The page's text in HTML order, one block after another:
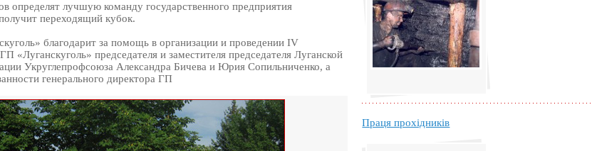
определят лучшую команду государственного предприятия
переходящий кубок.
благодарит за помощь в организации и проведении IV
«Луганскуголь» председателя и заместителя председателя Луганской
Укруглепрофсоюза Александра Бичева и Юрия Сопильниченко, а
генерального директора ГП
Праця прохідників